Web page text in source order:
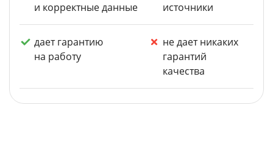
и корректные данные
источники
дает гарантию
на работу
не дает никаких
гарантий
качества